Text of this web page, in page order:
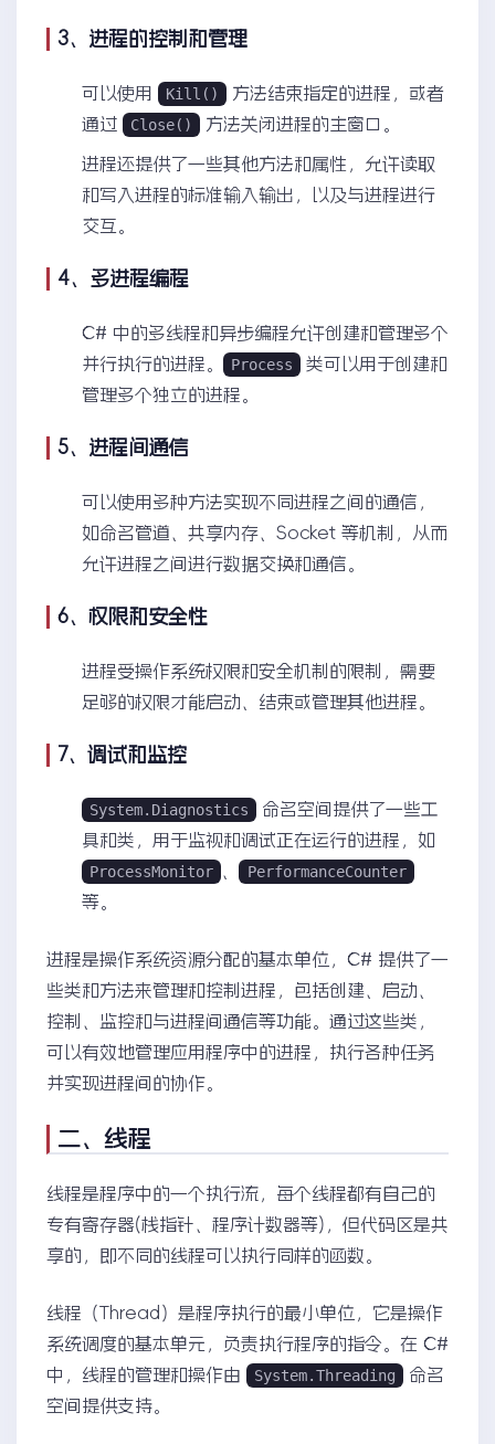
3、进程的控制和管理
可以使用 Kill()
方法结束指定的进程，或者
通过
Close() 方法关闭进程的主窗口。
进程还提供了一些其他方法和属性，允许读取
和写入进程的标准输入输出，以及与进程进行
交互。
4、多进程编程
C# 中的多线程和异步编程允许创建和管理多个
并行执行的进程。
Process
类可以用于创建和
管理多个独立的进程。
5、进程间通信
可以使用多种方法实现不同进程之间的通信，
如命名管道、共享内存、Socket 等机制，从而
允许进程之间进行数据交换和通信。
6、权限和安全性
进程受操作系统权限和安全机制的限制，需要
足够的权限才能启动、结束或管理其他进程。
7、调试和监控
System.Diagnostics
命名空间提供了一些工
具和类，用于监视和调试正在运行的进程，如
ProcessMonitor
、 PerformanceCounter
等。
进程是操作系统资源分配的基本单位，C# 提供了一
些类和方法来管理和控制进程，包括创建、启动、
控制、监控和与进程间通信等功能。通过这些类，
可以有效地管理应用程序中的进程，执行各种任务
并实现进程间的协作。
二、线程
线程是程序中的一个执行流，每个线程都有自己的
专有寄存器(栈指针、程序计数器等)，但代码区是共
享的，即不同的线程可以执行同样的函数。
线程（Thread）是程序执行的最小单位，它是操作
系统调度的基本单元，负责执行程序的指令。在 C#
中，线程的管理和操作由
System.Threading
命名
空间提供支持。